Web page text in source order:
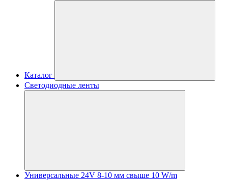
Каталог
Светодиодные ленты
Универсальные 24V 8-10 мм свыше 10 W/m